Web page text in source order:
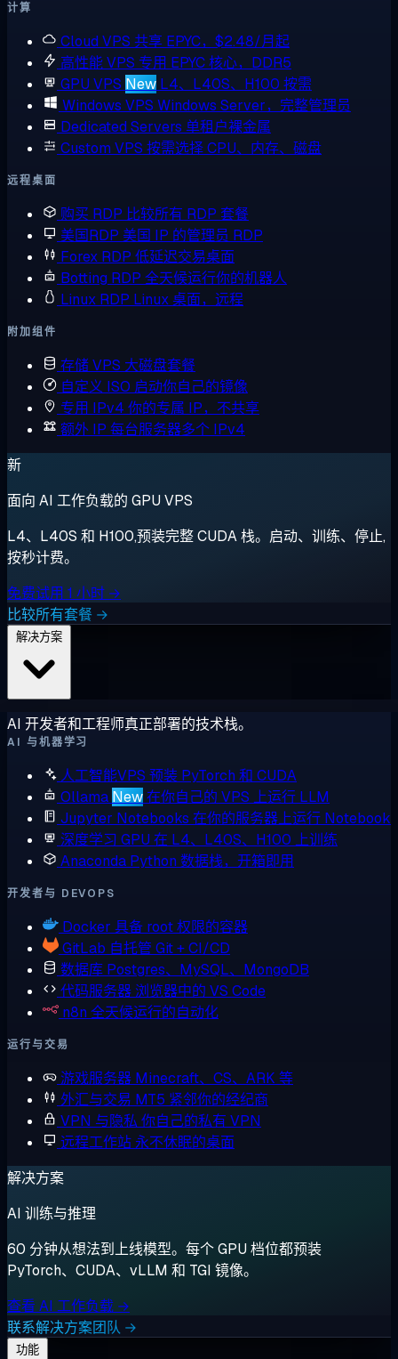
计算
Cloud VPS 共享 EPYC，$2.48/月起
高性能 VPS 专用 EPYC 核心，DDR5
GPU VPS New L4、L40S、H100 按需
Windows VPS Windows Server，完整管理员
Dedicated Servers 单租户裸金属
Custom VPS 按需选择 CPU、内存、磁盘
远程桌面
购买 RDP 比较所有 RDP 套餐
美国RDP 美国 IP 的管理员 RDP
Forex RDP 低延迟交易桌面
Botting RDP 全天候运行你的机器人
Linux RDP Linux 桌面，远程
附加组件
存储 VPS 大磁盘套餐
自定义 ISO 启动你自己的镜像
专用 IPv4 你的专属 IP，不共享
额外 IP 每台服务器多个 IPv4
新
面向 AI 工作负载的 GPU VPS
L4、L40S 和 H100,预装完整 CUDA 栈。启动、训练、停止,
按秒计费。
免费试用 1 小时 →
比较所有套餐 →
AI 开发者和工程师真正部署的技术栈。
AI 与机器学习
人工智能VPS 预装 PyTorch 和 CUDA
Ollama New在你自己的 VPS 上运行 LLM
Jupyter Notebooks 在你的服务器上运行 Notebook
深度学习 GPU 在 L4、L40S、H100 上训练
Anaconda Python 数据栈，开箱即用
开发者与 DEVOPS
Docker 具备 root 权限的容器
GitLab 自托管 Git + CI/CD
数据库 Postgres、MySQL、MongoDB
代码服务器 浏览器中的 VS Code
n8n 全天候运行的自动化
运行与交易
游戏服务器 Minecraft、CS、ARK 等
外汇与交易 MT5 紧邻你的经纪商
VPN 与隐私 你自己的私有 VPN
远程工作站 永不休眠的桌面
解决方案
AI 训练与推理
60 分钟从想法到上线模型。每个 GPU 档位都预装
PyTorch、CUDA、vLLM 和 TGI 镜像。
查看 AI 工作负载 →
联系解决方案团队 →